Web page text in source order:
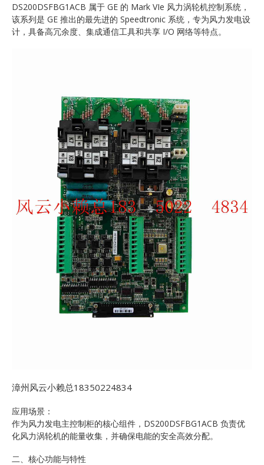
DS200DSFBG1ACB 属于 GE 的 Mark VIe 风力涡轮机控制系统，
该系列是 GE 推出的最先进的 Speedtronic 系统，专为风力发电设
计，具备高冗余度、集成通信工具和共享 I/O 网络等特点。
漳州风云小赖总18350224834
应用场景：
作为风力发电主控制柜的核心组件，DS200DSFBG1ACB 负责优
化风力涡轮机的能量收集，并确保电能的安全高效分配。
二、核心功能与特性